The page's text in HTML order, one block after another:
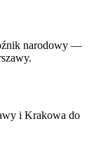
narodowy —
i Krakowa do